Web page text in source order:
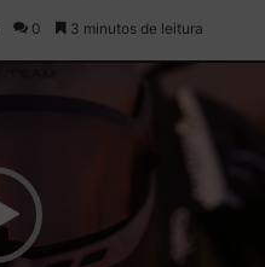
onum
0 3 minutos de leitura